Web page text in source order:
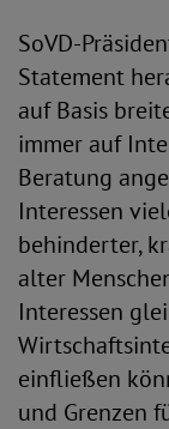
SoVD-
Statement
auf Basis
immer auf
Beratung
Interessen
behinderter,
alter
Interessen
einfließen
und Grenzen